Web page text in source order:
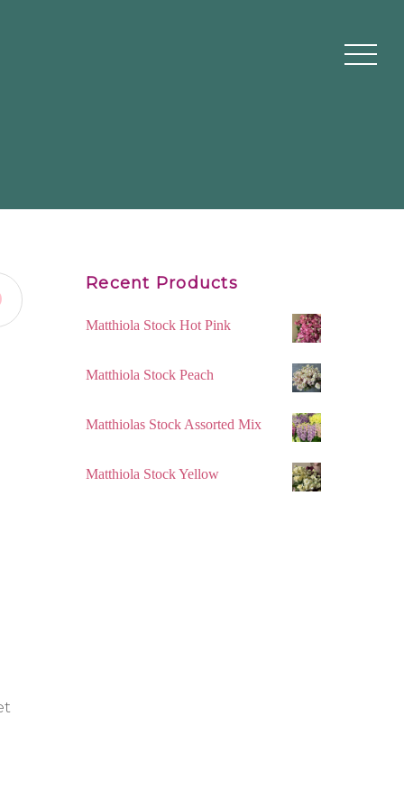
Recent Products
Matthiola Stock Hot Pink
Matthiola Stock Peach
Matthiolas Stock Assorted Mix
Matthiola Stock Yellow